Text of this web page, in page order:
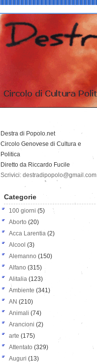
Destra di Popolo.net
Circolo Genovese di Cultura e
Politica
Diretto da Riccardo Fucile
Scrivici: destradipopolo@gmail.com
Categorie
100 giorni (5)
Aborto (20)
Acca Larentia (2)
Alcool (3)
Alemanno (150)
Alfano (315)
Alitalia (123)
Ambiente (341)
AN (210)
Animali (74)
Arancioni (2)
arte (175)
Attentato (329)
Auguri (13)